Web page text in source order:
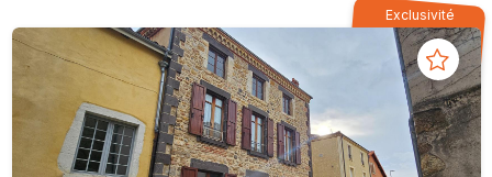
Exclusivité